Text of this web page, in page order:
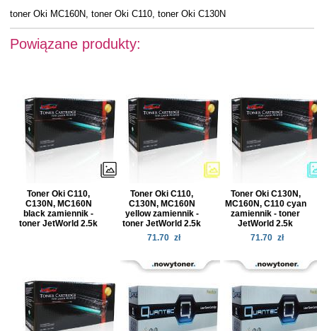
toner Oki MC160N, toner Oki C110, toner Oki C130N
Powiązane produkty:
Toner Oki C110,
C130N, MC160N
black zamiennik -
toner JetWorld 2.5k
Toner Oki C110,
C130N, MC160N
yellow zamiennik -
toner JetWorld 2.5k
71.70 zł
Toner Oki C130N,
MC160N, C110 cyan
zamiennik - toner
JetWorld 2.5k
71.70 zł